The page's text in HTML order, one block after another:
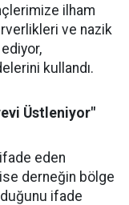
ilham
ve nazik
kullandı.
Üstleniyor"
eden
derneğin bölge
ifade